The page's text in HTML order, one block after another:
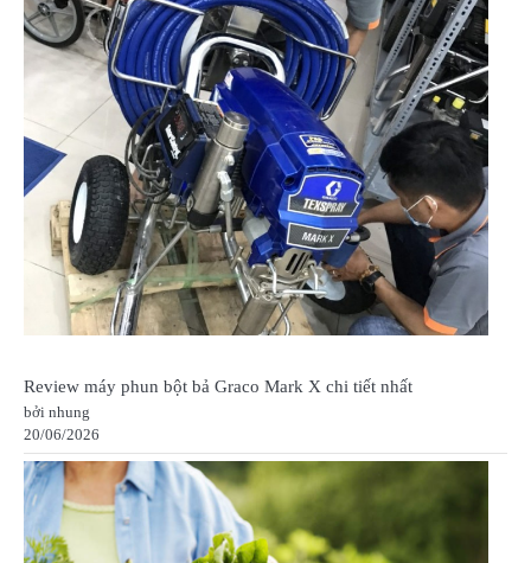
Review máy phun bột bả Graco Mark X chi tiết nhất
bởi nhung
20/06/2026